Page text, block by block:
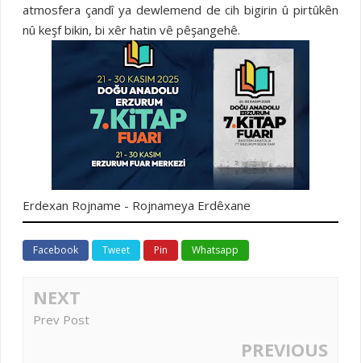
atmosfera çandî ya dewlemend de cih bigirin û pirtûkên
nû keşf bikin, bi xêr hatin vê pêşangehê.
Erdexan Rojname - Rojnameya Erdêxane
Facebook Tweet Pin Whatsapp
NEXT
Prev Post
PREVIOUS